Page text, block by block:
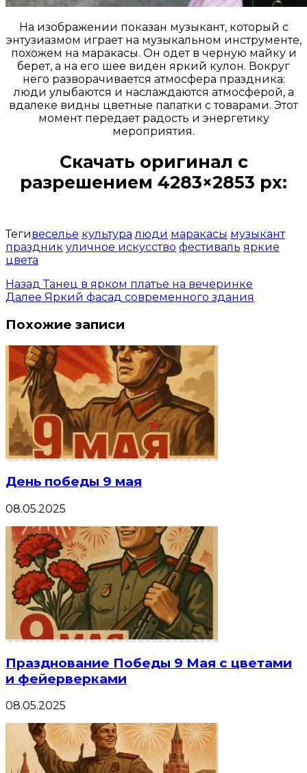
На изображении показан музыкант, который с
энтузиазмом играет на музыкальном инструменте,
похожем на маракасы. Он одет в черную майку и
берет, а на его шее виден яркий кулон. Вокруг
него разворачивается атмосфера праздника:
люди улыбаются и наслаждаются атмосферой, а
вдалеке видны цветные палатки с товарами. Этот
момент передает радость и энергетику
мероприятия.
Скачать оригинал с
разрешением 4283×2853 px:
Тегивеселье культура люди маракасы музыкант
праздник уличное искусство фестиваль яркие
цвета
Назад Танец в ярком платье на вечеринке
Далее Яркий фасад современного здания
Похожие записи
День победы 9 мая
08.05.2025
Празднование Победы 9 Мая с цветами
и фейерверками
08.05.2025